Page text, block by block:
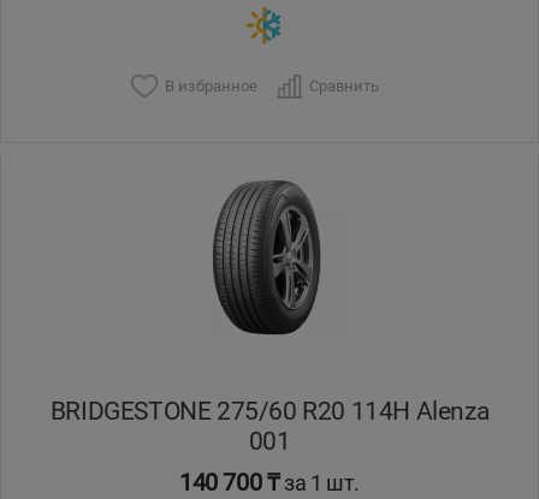
В избранное Сравнить
BRIDGESTONE 275/60 R20 114H Alenza
001
140 700 ₸за 1 шт.